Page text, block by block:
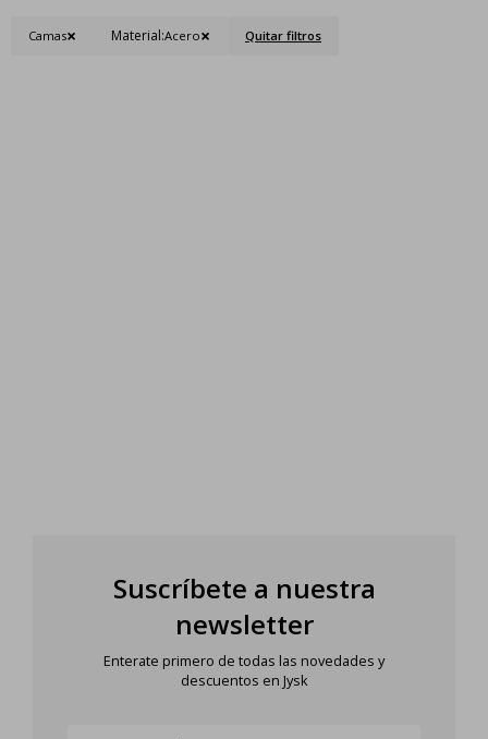
Camas Material:Acero Quitar filtros
Suscríbete a nuestra
newsletter
Enterate primero de todas las novedades y
descuentos en Jysk